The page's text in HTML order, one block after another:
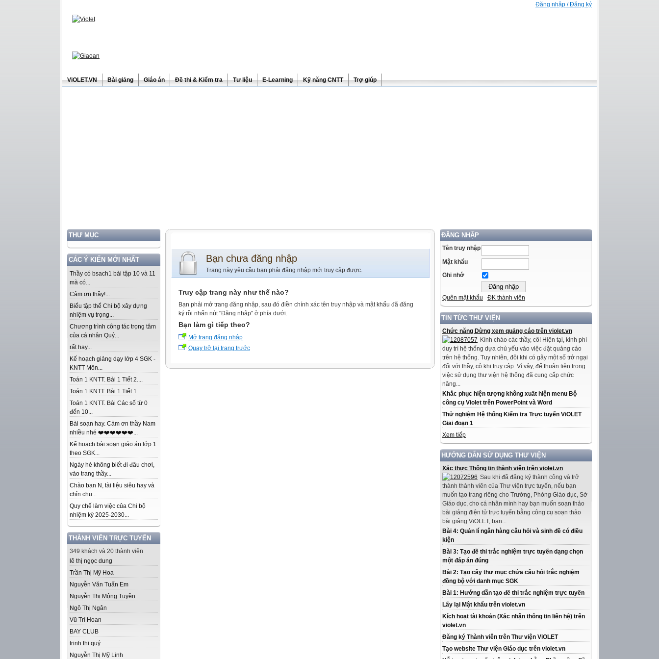
Đăng nhập / Đăng ký
ViOLET.VN Bài giảng Giáo án Đề thi & Kiểm tra Tư liệu E-Learning Kỹ năng CNTT Trợ giúp
THƯ MỤC
CÁC Ý KIẾN MỚI NHẤT
Thầy có bsach1 bài tập 10 và 11
mà có...
Cảm ơn thầy!...
Biểu tập thể Chi bộ xây dựng
nhiệm vụ trọng...
Chương trình công tác trọng tâm
của cá nhân Quý...
rất hay...
Kế hoạch giảng dạy lớp 4 SGK -
KNTT Môn...
Toán 1 KNTT. Bài 1 Tiết 2....
Toán 1 KNTT. Bài 1 Tiết 1....
Toán 1 KNTT. Bài Các số từ 0
đến 10...
Bài soạn hay. Cảm ơn thầy Nam
nhiều nhé ❤️❤️❤️❤️❤️❤️...
Kế hoạch bài soạn giáo án lớp 1
theo SGK...
Ngày hè không biết đi đâu chơi,
vào trang thầy...
Chào bạn N, tài liệu siêu hay và
chỉn chu...
Quy chế làm việc của Chi bộ
nhiệm kỳ 2025-2030...
THÀNH VIÊN TRỰC TUYẾN
349 khách và 20 thành viên
lê thị ngọc dung
Trần Thị Mỹ Hoa
Nguyễn Văn Tuấn Em
Nguyễn Thị Mộng Tuyền
Ngô Thị Ngân
Vũ Trí Hoan
BAY CLUB
trịnh thị quý
Nguyễn Thị Mỹ Linh
ĐĂNG NHẬP
Tên truy nhập
Mật khẩu
Ghi nhớ
Quên mật khẩu ĐK thành viên
TIN TỨC THƯ VIỆN
Chức năng Dừng xem quảng cáo trên violet.vn
Kính chào các thầy, cô! Hiện tại, kinh phí
duy trì hệ thống dựa chủ yếu vào việc đặt quảng cáo
trên hệ thống. Tuy nhiên, đôi khi có gây một số trở ngại
đối với thầy, cô khi truy cập. Vì vậy, để thuận tiện trong
việc sử dụng thư viện hệ thống đã cung cấp chức
năng...
Khắc phục hiện tượng không xuất hiện menu Bộ
công cụ Violet trên PowerPoint và Word
Thử nghiệm Hệ thống Kiểm tra Trực tuyến ViOLET
Giai đoạn 1
Xem tiếp
HƯỚNG DẪN SỬ DỤNG THƯ VIỆN
Xác thực Thông tin thành viên trên violet.vn
Sau khi đã đăng ký thành công và trở
thành thành viên của Thư viện trực tuyến, nếu bạn
muốn tạo trang riêng cho Trường, Phòng Giáo dục, Sở
Giáo dục, cho cá nhân mình hay bạn muốn soạn thảo
bài giảng điện tử trực tuyến bằng công cụ soạn thảo
bài giảng ViOLET, bạn...
Bài 4: Quản lí ngân hàng câu hỏi và sinh đề có điều
kiện
Bài 3: Tạo đề thi trắc nghiệm trực tuyến dạng chọn
một đáp án đúng
Bài 2: Tạo cây thư mục chứa câu hỏi trắc nghiệm
đồng bộ với danh mục SGK
Bài 1: Hướng dẫn tạo đề thi trắc nghiệm trực tuyến
Lấy lại Mật khẩu trên violet.vn
Kích hoạt tài khoản (Xác nhận thông tin liên hệ) trên
violet.vn
Đăng ký Thành viên trên Thư viện ViOLET
Tạo website Thư viện Giáo dục trên violet.vn
Bạn chưa đăng nhập
Trang này yêu cầu bạn phải đăng nhập mới truy cập được.
Truy cập trang này như thế nào?
Bạn phải mở trang đăng nhập, sau đó điền chính xác tên truy nhập và mật khẩu đã đăng
ký rồi nhấn nút "Đăng nhập" ở phía dưới.
Bạn làm gì tiếp theo?
Mở trang đăng nhập
Quay trở lại trang trước